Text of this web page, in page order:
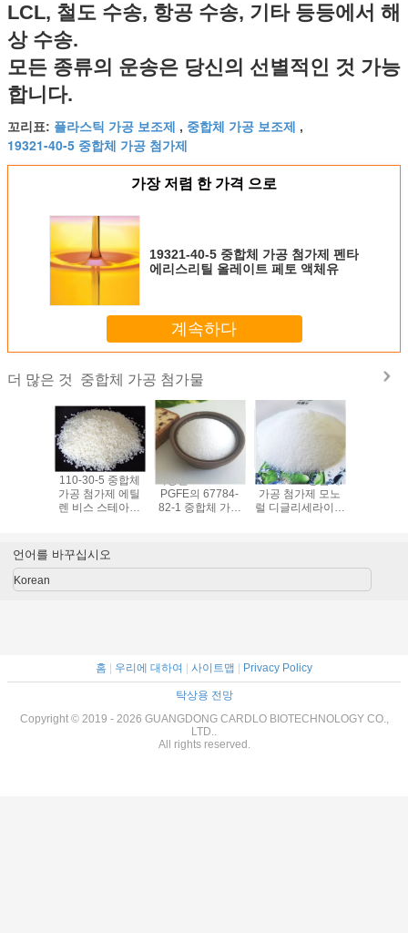
LCL, 철도 수송, 항공 수송, 기타 등등에서 해
상 수송.
모든 종류의 운송은 당신의 선별적인 것 가능
합니다.
꼬리표: 플라스틱 가공 보조제 , 중합체 가공 보조제 ,
19321-40-5 중합체 가공 첨가제
가장 저렴 한 가격 으로
19321-40-5 중합체 가공 첨가제 펜타
에리스리틸 올레이트 페토 액체유
계속하다
더 많은 것 중합체 가공 첨가물
57675-44-2 중합
체 가공 첨가제 트
리메틸롤프로판 트
액체
19321-40-5 중합
체 가공 첨가제 펜
타 에리스리틸 올
557-05-1 중합체
가공 첨가제 칼슘
아연 스테아린산염
언어를 바꾸십시오
Korean
홈 우리에 대하여 사이트맵 Privacy Policy
탁상용 전망
Copyright © 2019 - 2026 GUANGDONG CARDLO BIOTECHNOLOGY CO.,
LTD..
All rights reserved.